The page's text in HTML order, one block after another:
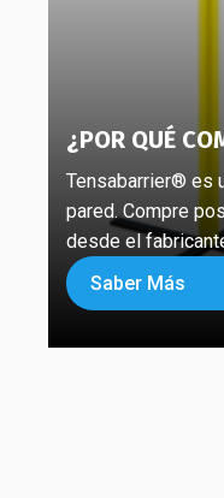
¿POR QUÉ
Tensabarrier® es
pared. Compre
desde el
Saber Más